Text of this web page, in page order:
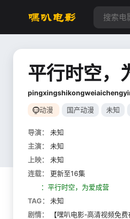
平行时空，
动漫 国产动漫 未知
导演：
未知
主演：
未知
上映：
未知
连载：
更新至16集
：平行时空，为爱成营
TAG：
未知
剧情：
【嘿叭电影-高清视频免费